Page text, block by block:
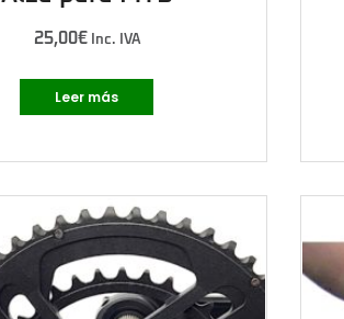
25,00€Inc. IVA
Leer más